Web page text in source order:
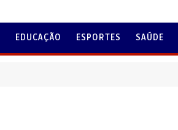
EDUCAÇÃO ESPORTES SAÚDE